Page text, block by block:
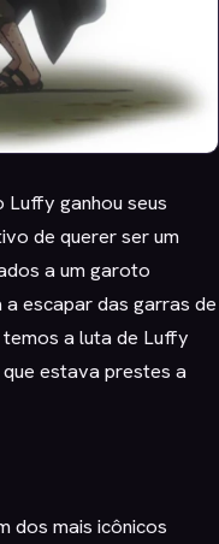
ganhou seus
de querer ser um
a um garoto
escapar das garras de
a luta de Luffy
estava prestes a
dos mais icônicos